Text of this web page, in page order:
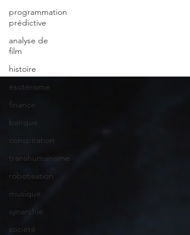
programmation
prédictive
analyse de
film
histoire
ésotérisme
finance
banque
conspiration
transhumanisme
robotisation
musique
synarchie
société
All Posts